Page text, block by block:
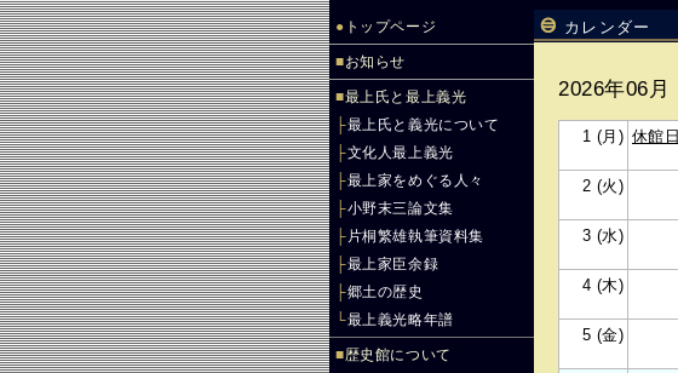
● トップページ
■お知らせ
■最上氏と最上義光
├最上氏と義光について
├文化人最上義光
├最上家をめぐる人々
├小野末三論文集
├ 片桐繁雄執筆資料集
├最上家臣余録
├郷土の歴史
└最上義光略年譜
■歴史館について
カレンダー
2026年06月
1 (月) 休館日
2 (火)
3 (水)
4 (木)
5 (金)